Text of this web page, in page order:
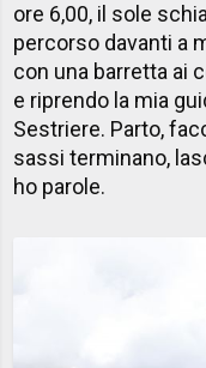
ore 6,00, il sole
percorso davanti a
con una barretta ai
e riprendo la mia
Sestriere. Parto,
sassi terminano,
ho parole.